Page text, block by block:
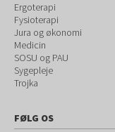
Ergoterapi
Fysioterapi
Jura og økonomi
Medicin
SOSU og PAU
Sygepleje
Trojka
FØLG OS